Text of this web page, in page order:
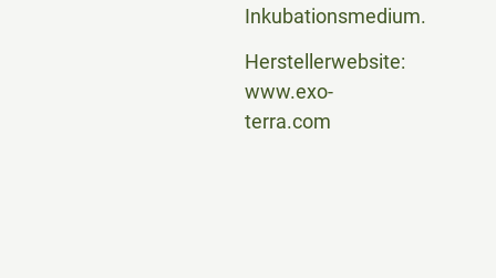
Inkubationsmedium.
Herstellerwebsite:
www.exo-
terra.com